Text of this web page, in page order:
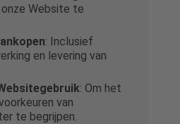
Website te
: Inclusief
en levering van
: Om het
van
te begrijpen.